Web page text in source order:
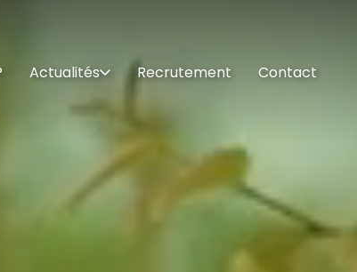
Actualités Recrutement Contact